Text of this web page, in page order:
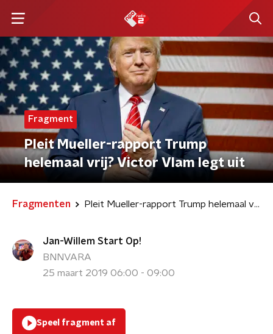
Fragment
Pleit Mueller-rapport Trump
helemaal vrij? Victor Vlam legt uit
Fragmenten Pleit Mueller-rapport Trump helemaal vrij? Victor Vlam legt uit
Jan-Willem Start Op!
BNNVARA
25 maart 2019 06:00 - 09:00
Speel fragment af